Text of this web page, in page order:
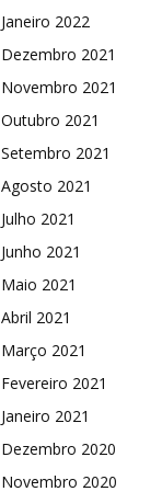
Janeiro 2022
Dezembro 2021
Novembro 2021
Outubro 2021
Setembro 2021
Agosto 2021
Julho 2021
Junho 2021
Maio 2021
Abril 2021
Março 2021
Fevereiro 2021
Janeiro 2021
Dezembro 2020
Novembro 2020